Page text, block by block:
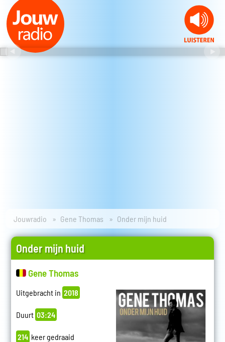
Jouwradio Gene Thomas Onder mijn huid
Onder mijn huid
Gene Thomas
Uitgebracht in 2018
Duurt 03:24
214 keer gedraaid